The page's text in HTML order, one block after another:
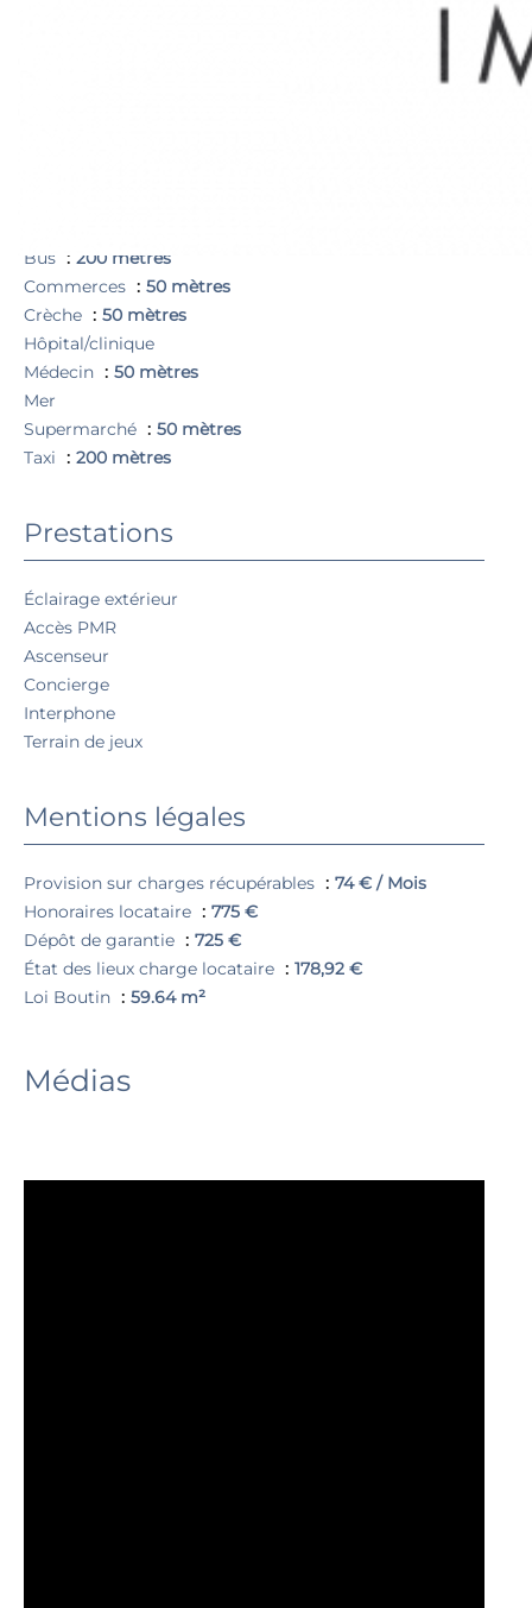
Bus
200 mètres
Commerces
50 mètres
Crèche
50 mètres
Hôpital/clinique
Médecin
50 mètres
Mer
Supermarché
50 mètres
Taxi
200 mètres
Prestations
Éclairage extérieur
Accès PMR
Ascenseur
Concierge
Interphone
Terrain de jeux
Mentions légales
Provision sur charges récupérables
74 € / Mois
Honoraires locataire
775 €
Dépôt de garantie
725 €
État des lieux charge locataire
178,92 €
Loi Boutin
59.64 m²
Médias